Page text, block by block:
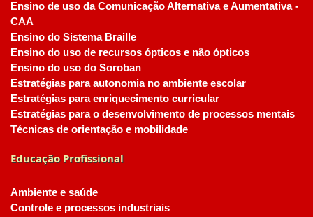
Ensino de uso da Comunicação Alternativa e Aumentativa -
CAA
Ensino do Sistema Braille
Ensino do uso de recursos ópticos e não ópticos
Ensino do uso do Soroban
Estratégias para autonomia no ambiente escolar
Estratégias para enriquecimento curricular
Estratégias para o desenvolvimento de processos mentais
Técnicas de orientação e mobilidade
Educação Profissional
Ambiente e saúde
Controle e processos industriais